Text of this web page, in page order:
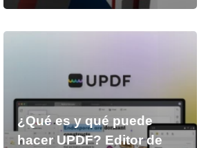
¿Qué es y qué puede
hacer UPDF? Editor de